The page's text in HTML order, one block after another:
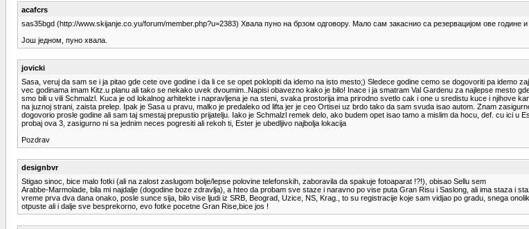
acafcrs
sas35bgd (http://www.skijanje.co.yu/forum/member.php?u=2383) Хвала пуно на брзом одговору. Мало сам закаснио са резервацијом ове године
Још једном, пуно хвала.
jovicki
Sasa, veruj da sam se i ja pitao gde cete ove godine i da li ce se opet poklopiti da idemo na isto mesto;) Sledece godine cemo se dogovoriti pa idemo
vec godinama imam Kitz.u planu ali tako se nekako uvek dvoumim..Napisi obavezno kako je bilo! Inace i ja smatram Val Gardenu za najlepse mesto
smo bili u vili Schmalzl. Kuca je od lokalnog arhitekte i napravljena je na steni, svaka prostorija ima prirodno svetlo cak i one u sredistu kuce i njihove
na juznoj strani, zaista prelep. Ipak je Sasa u pravu, malko je predaleko od lifta jer je ceo Ortisei uz brdo tako da sam svuda isao autom. Znam
dogovorio prosle godine ali sam taj smestaj prepustio prijatelju. Iako je Schmalzl remek delo, ako budem opet isao tamo a mislim da hocu, def. cu ici
probaj ova 3, zasigurno ni sa jednim neces pogresiti ali rekoh ti, Ester je ubedljivo najbolja lokacija
Pozdrav
designbvr
Stigao sinoc, bice malo fotki (ali na zalost zaslugom bolje/lepse polovine telefonskih, zaboravila da spakuje fotoaparat !?!), obisao Sellu sem
Arabbe-Marmolade, bila mi najdalje (dogodine boze zdravlja), a hteo da probam sve staze i naravno po vise puta Gran Risu i Saslong, ali ima staza i
vreme prva dva dana onako, posle sunce sija, bilo vise ljudi iz SRB, Beograd, Uzice, NS, Krag., to su registracije koje sam vidjao po gradu, snega
otpuste ali i dalje sve besprekorno, evo fotke pocetne Gran Rise,bice jos !